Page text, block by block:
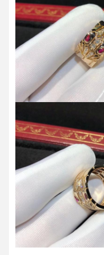
家へ
工場ツアー 品質管理